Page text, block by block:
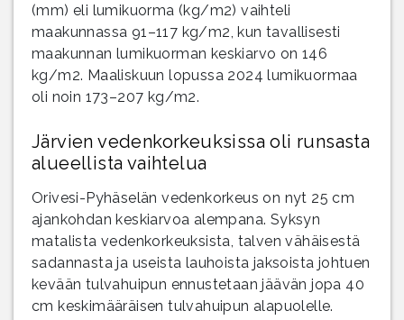
(mm) eli lumikuorma (kg/m2) vaihteli
maakunnassa 91–117 kg/m2, kun tavallisesti
maakunnan lumikuorman keskiarvo on 146
kg/m2. Maaliskuun lopussa 2024 lumikuormaa
oli noin 173–207 kg/m2.
Järvien vedenkorkeuksissa oli runsasta
alueellista vaihtelua
Orivesi-Pyhäselän vedenkorkeus on nyt 25 cm
ajankohdan keskiarvoa alempana. Syksyn
matalista vedenkorkeuksista, talven vähäisestä
sadannasta ja useista lauhoista jaksoista johtuen
kevään tulvahuipun ennustetaan jäävän jopa 40
cm keskimääräisen tulvahuipun alapuolelle.